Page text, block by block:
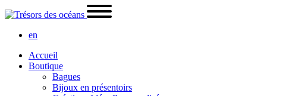
en
Accueil
Boutique
Bagues
Bijoux en présentoirs